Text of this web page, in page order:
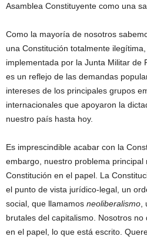
Asamblea Constituyente como una
Como la mayoría de nosotros
una Constitución totalmente
implementada por la Junta Militar de
es un reflejo de las demandas
intereses de los principales grupos
internacionales que apoyaron la
nuestro país hasta hoy.
Es imprescindible acabar con la
embargo, nuestro problema principal
Constitución en el papel. La
el punto de vista jurídico-legal, un
social, que llamamos neoliberalismo
brutales del capitalismo. Nosotros
en el papel, lo que está escrito.